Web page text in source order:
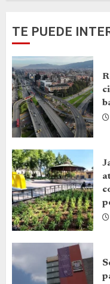
TE PUEDE